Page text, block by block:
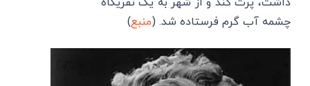
داشت، پرت کند و از شهر به یک تفریگاه
چشمه آب گرم فرستاده شد. (منبع)